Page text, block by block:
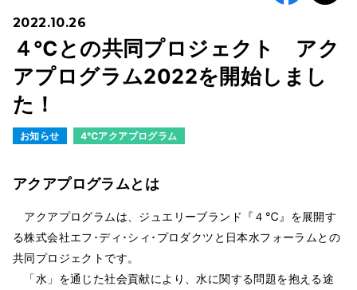
2022.10.26
４℃との共同プロジェクト アク
アプログラム2022を開始しまし
た！
お知らせ 4℃アクアプログラム
アクアプログラムとは
アクアプログラムは、ジュエリーブランド『４℃』を展開す
る株式会社エフ･ディ･シィ･プロダクツと日本水フォーラムとの
共同プロジェクトです。
「水」を通じた社会貢献により、水に関する問題を抱える途